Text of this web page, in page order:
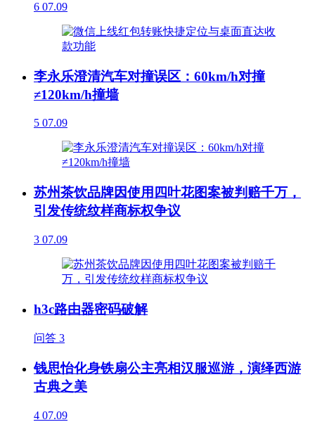
6 07.09
李永乐澄清汽车对撞误区：60km/h对撞
≠120km/h撞墙
5 07.09
苏州茶饮品牌因使用四叶花图案被判赔千万，
引发传统纹样商标权争议
3 07.09
h3c路由器密码破解
问答 3
钱思怡化身铁扇公主亮相汉服巡游，演绎西游
古典之美
4 07.09